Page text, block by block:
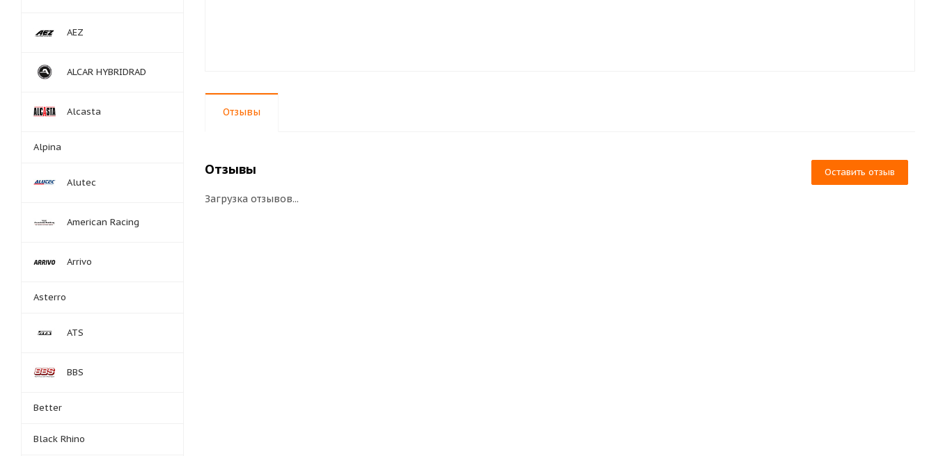
Отзывы
Отзывы Оставить отзыв
Загрузка отзывов...
AEZ
ALCAR HYBRIDRAD
Alcasta
Alpina
Alutec
American Racing
Arrivo
Asterro
ATS
BBS
Better
Black Rhino